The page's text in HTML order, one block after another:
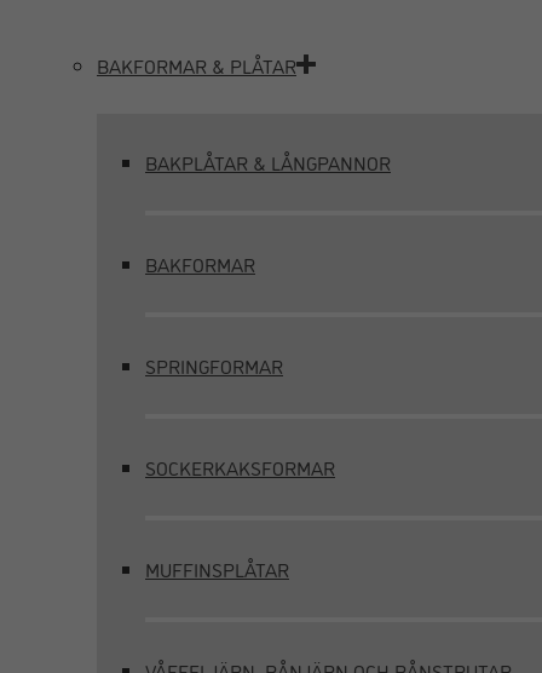
BAKFORMAR & PLÅTAR
BAKPLÅTAR & LÅNGPANNOR
BAKFORMAR
SPRINGFORMAR
SOCKERKAKSFORMAR
MUFFINSPLÅTAR